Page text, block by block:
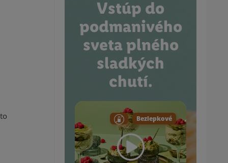
Vstúp do
podmanivého
sveta plného
sladkých
chutí.
Bezlepkové